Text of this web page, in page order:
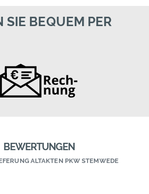
SIE BEQUEM PER
BEWERTUNGEN
ALTAKTEN PKW STEMWEDE